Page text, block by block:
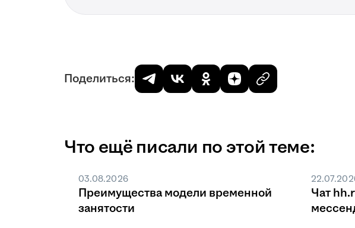
Поделиться:
Что ещё писали по этой теме:
03.08.2026
Преимущества модели временной
занятости
Чат